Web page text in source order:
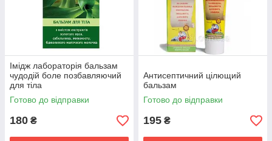
Імідж лабораторія бальзам
чудодій боле позбавляючий
для тіла
Готово до відправки
180 ₴
Антисептичний цілющий
бальзам
Готово до відправки
195 ₴